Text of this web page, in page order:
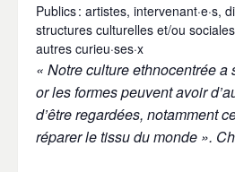
Publics: artistes, intervenant·e·s,
structures culturelles et/ou
autres curieu·ses·x
« Notre culture ethnocentrée a
or les formes peuvent avoir
d’être regardées, notamment
réparer le tissu du monde ».